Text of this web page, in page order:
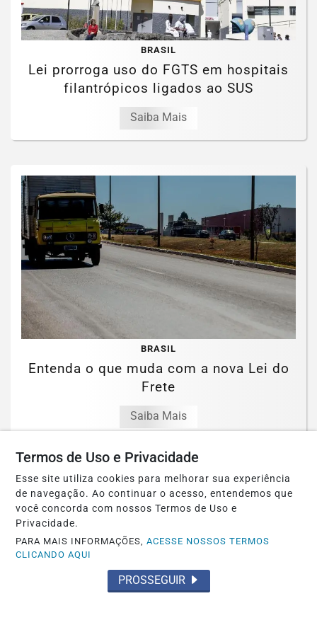
BRASIL
Lei prorroga uso do FGTS em hospitais
filantrópicos ligados ao SUS
Saiba Mais
BRASIL
Entenda o que muda com a nova Lei do
Frete
Saiba Mais
Termos de Uso e Privacidade
Esse site utiliza cookies para melhorar sua experiência
de navegação. Ao continuar o acesso, entendemos que
você concorda com nossos Termos de Uso e
Privacidade.
PARA MAIS INFORMAÇÕES,ACESSE NOSSOS TERMOS
CLICANDO AQUI
PROSSEGUIR